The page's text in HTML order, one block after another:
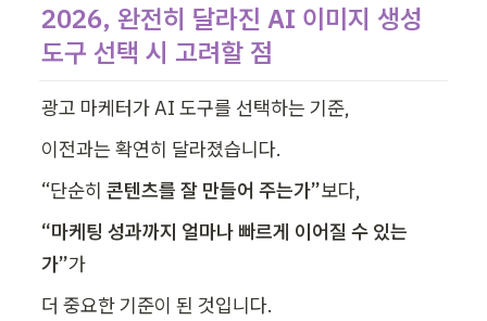
2026, 완전히 달라진 AI 이미지 생성
도구 선택 시 고려할 점
광고 마케터가 AI 도구를 선택하는 기준,
이전과는 확연히 달라졌습니다.
“단순히 콘텐츠를 잘 만들어 주는가”보다,
“마케팅 성과까지 얼마나 빠르게 이어질 수 있는
가”가
더 중요한 기준이 된 것입니다.